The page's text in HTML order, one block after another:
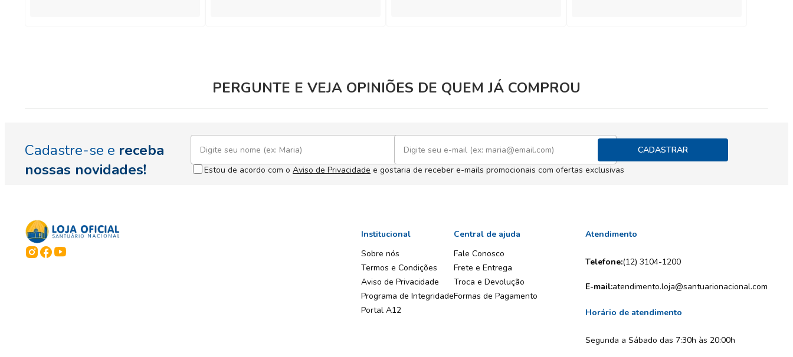
PERGUNTE E VEJA OPINIÕES DE QUEM JÁ COMPROU
Cadastre-se e receba
nossas novidades!
CADASTRAR
Estou de acordo com o Aviso de Privacidade e gostaria de receber e-mails promocionais com ofertas exclusivas
Institucional
Sobre nós
Termos e Condições
Aviso de Privacidade
Programa de Integridade
Portal A12
Central de ajuda
Fale Conosco
Frete e Entrega
Troca e Devolução
Formas de Pagamento
Atendimento
Telefone:(12) 3104-1200
E-mail:atendimento.loja@santuarionacional.com
Horário de atendimento
Segunda a Sábado das 7:30h às 20:00h